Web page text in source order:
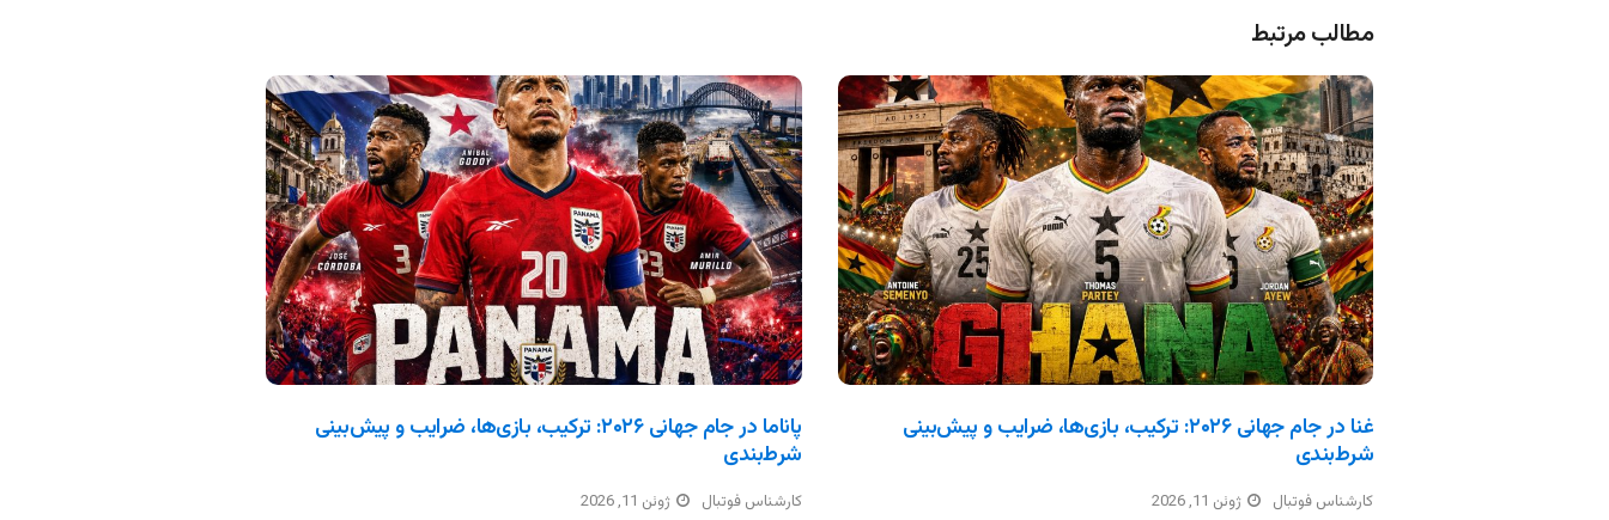
مطالب مرتبط
پاناما در جام جهانی ۲۰۲۶: ترکیب، بازی‌ها، ضرایب و پیش‌بینی
شرط‌بندی
کارشناس فوتبال ژوئن 11, 2026
غنا در جام جهانی ۲۰۲۶: ترکیب، بازی‌ها، ضرایب و پیش‌بینی
شرط‌بندی
کارشناس فوتبال ژوئن 11, 2026